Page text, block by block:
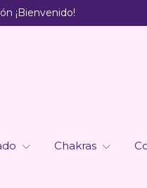
¡Bienvenido!
Chakras